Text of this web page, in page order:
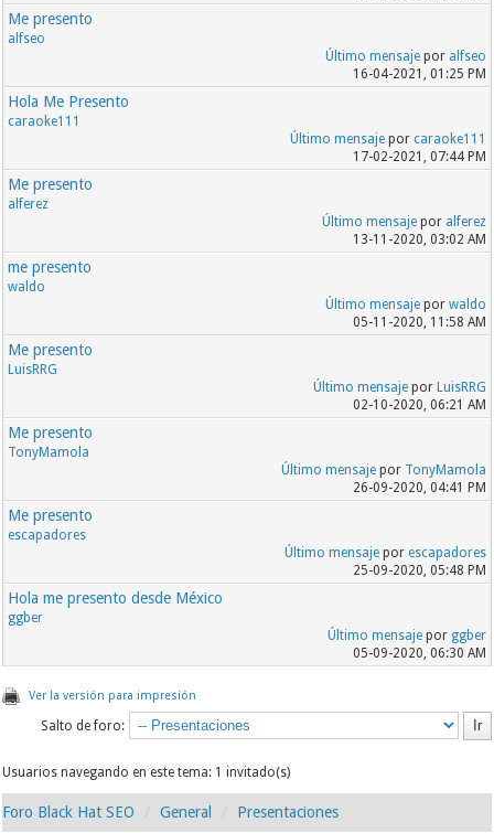
Me presento
alfseo
Último mensajepor alfseo
16-04-2021, 01:25 PM
Hola Me Presento
caraoke111
Último mensajepor caraoke111
17-02-2021, 07:44 PM
Me presento
alferez
Último mensajepor alferez
13-11-2020, 03:02 AM
me presento
waldo
Último mensajepor waldo
05-11-2020, 11:58 AM
Me presento
LuisRRG
Último mensajepor LuisRRG
02-10-2020, 06:21 AM
Me presento
TonyMamola
Último mensajepor TonyMamola
26-09-2020, 04:41 PM
Me presento
escapadores
Último mensajepor escapadores
25-09-2020, 05:48 PM
Hola me presento desde México
ggber
Último mensajepor ggber
05-09-2020, 06:30 AM
Ver la versión para impresión
Salto de foro:
Usuarios navegando en este tema: 1 invitado(s)
Foro Black Hat SEO General Presentaciones